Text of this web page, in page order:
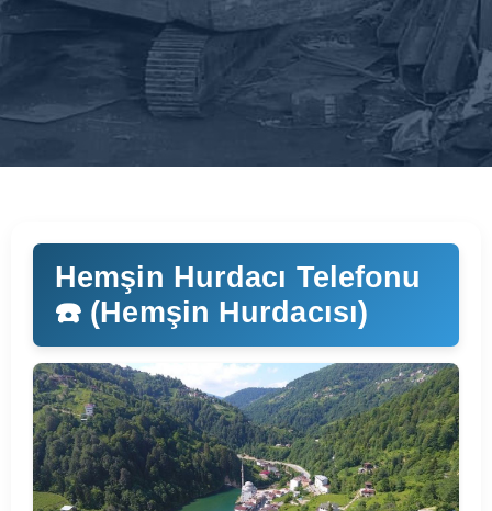
Hemşin Hurdacı Telefonu
☎️ (Hemşin Hurdacısı)